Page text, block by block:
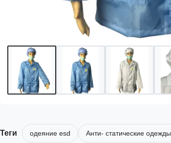
Теги одеяние esd Анти- статические одежды